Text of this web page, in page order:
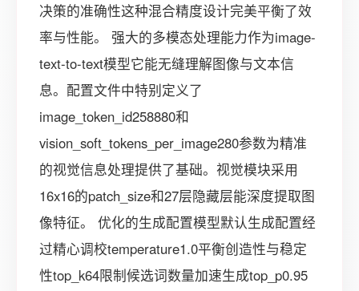
决策的准确性这种混合精度设计完美平衡了效
率与性能。 强大的多模态处理能力作为image-
text-to-text模型它能无缝理解图像与文本信
息。配置文件中特别定义了
image_token_id258880和
vision_soft_tokens_per_image280参数为精准
的视觉信息处理提供了基础。视觉模块采用
16x16的patch_size和27层隐藏层能深度提取图
像特征。 优化的生成配置模型默认生成配置经
过精心调校temperature1.0平衡创造性与稳定
性top_k64限制候选词数量加速生成top_p0.95